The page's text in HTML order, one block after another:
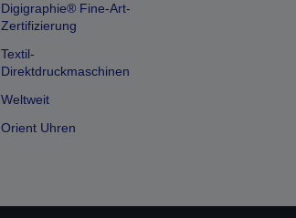
Digigraphie® Fine-Art-
Zertifizierung
Textil-
Direktdruckmaschinen
Weltweit
Orient Uhren